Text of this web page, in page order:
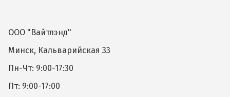
ООО "Вайтлэнд"
Минск, Кальварийская 33
Пн-Чт: 9:00-17:30
Пт: 9:00-17:00